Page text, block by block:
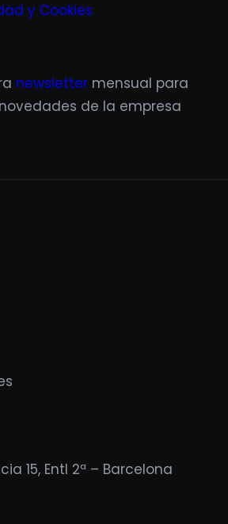
y Cookies
newsletter mensual para
de la empresa
15, Entl 2ª – Barcelona